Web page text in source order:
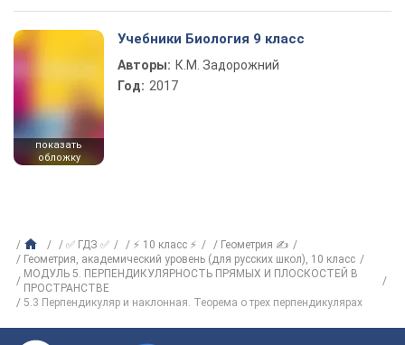
показать
обложку
Учебники Биология 9 класс
Авторы: К.М. Задорожний
Год: 2017
✅ ГДЗ ✅ ⚡ 10 класс ⚡
Геометрия ✍
Геометрия, академический уровень (для русских школ), 10 класс
МОДУЛЬ 5. ПЕРПЕНДИКУЛЯРНОСТЬ ПРЯМЫХ И ПЛОСКОСТЕЙ В
ПРОСТРАНСТВЕ
5.3 Перпендикуляр и наклонная. Теорема о трех перпендикулярах